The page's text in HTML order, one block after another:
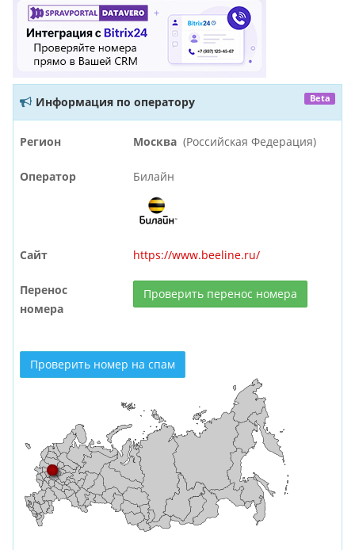
Информация по оператору Beta
Регион Москва (Российская Федерация)
Оператор Билайн
Сайт https://www.beeline.ru/
Перенос
номера
Проверить перенос номера
Проверить номер на спам